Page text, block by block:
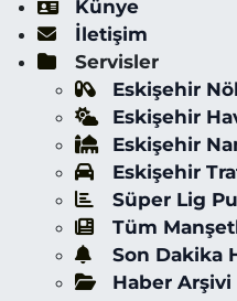
Künye
İletişim
Servisler
Eskişehir
Eskişehir
Eskişehir
Eskişehir
Süper Lig
Tüm
Son Dakika
Haber Arşivi